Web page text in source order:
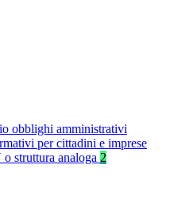
obblighi amministrativi
per cittadini e imprese
struttura analoga 2